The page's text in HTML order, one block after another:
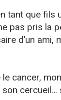
tant que fils
pas pris la
d’un ami,
cancer,
cercueil…